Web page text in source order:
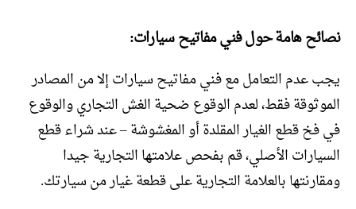
نصائح هامة حول فني مفاتيح سيارات:
يجب عدم التعامل مع فني مفاتيح سيارات إلا من المصادر
الموثوقة فقط، لعدم الوقوع ضحية الغش التجاري والوقوع
في فخ قطع الغيار المقلدة أو المغشوشة – عند شراء قطع
السيارات الأصلي، قم بفحص علامتها التجارية جيدا
ومقارنتها بالعلامة التجارية على قطعة غيار من سيارتك.